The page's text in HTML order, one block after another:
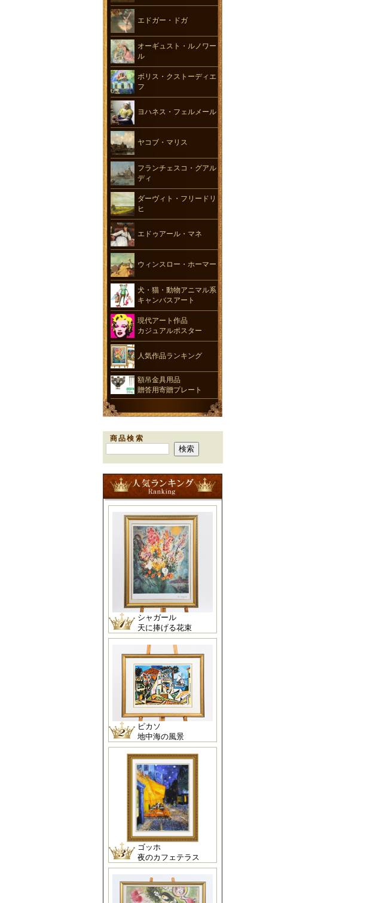
エドガー・ドガ
オーギュスト・ルノワー
ル
ボリス・クストーディエ
フ
ヨハネス・フェルメール
ヤコブ・マリス
フランチェスコ・グアル
ディ
ダーヴィト・フリードリ
ヒ
エドゥアール・マネ
ウィンスロー・ホーマー
犬・猫・動物アニマル系
キャンバスアート
現代アート作品
カジュアルポスター
人気作品ランキング
額吊金具用品
贈答用寄贈プレート
商品検索
シャガール
天に捧げる花束
ピカソ
地中海の風景
ゴッホ
夜のカフェテラス